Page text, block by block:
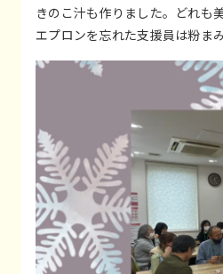
きのこ汁も作りました。どれも
エプロンを忘れた支援員は粉ま